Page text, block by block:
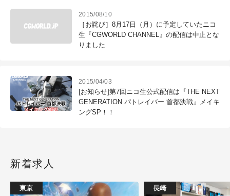
2015/08/10
［お詫び］8月17日（月）に予定していたニコ
生『CGWORLD CHANNEL』の配信は中止とな
りました
2015/04/03
[お知らせ]第7回ニコ生公式配信は『THE NEXT
GENERATION パトレイバー 首都決戦』メイキ
ングSP！！
新着求人
東京 長崎